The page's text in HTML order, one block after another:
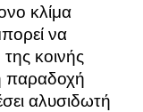
κλίμα
να
κοινής
παραδοχή
αλυσιδωτή